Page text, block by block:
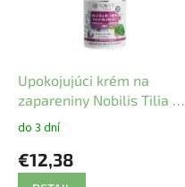
Upokojujúci krém na
zapareniny Nobilis Tilia 50
ml
do 3 dní
€12,38